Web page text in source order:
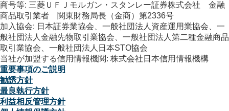
商号等: 三菱ＵＦＪモルガン・スタンレー証券株式会社 金融
商品取引業者 関東財務局長（金商）第2336号
加入協会: 日本証券業協会、一般社団法人資産運用業協会、一
般社団法人金融先物取引業協会、一般社団法人第二種金融商品
取引業協会、一般社団法人日本STO協会
当社が加盟する信用情報機関: 株式会社日本信用情報機構
重要事項のご説明
勧誘方針
最良執行方針
利益相反管理方針